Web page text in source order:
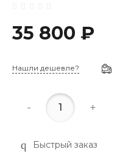
35 800 ₽
Нашли дешевле?
- +
Быстрый заказ